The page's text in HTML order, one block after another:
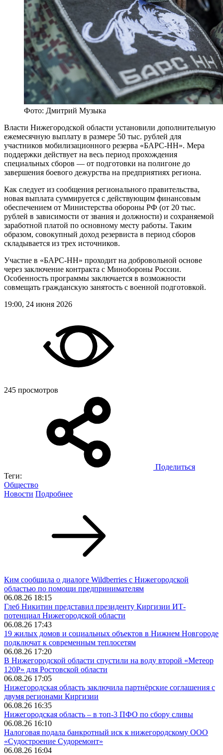
Фото: Дмитрий Музыка
Власти Нижегородской области установили дополнительную
ежемесячную выплату в размере 50 тыс. рублей для
участников мобилизационного резерва «БАРС-НН». Мера
поддержки действует на весь период прохождения
специальных сборов — от подготовки на полигоне до
завершения боевого дежурства на предприятиях региона.
Как следует из сообщения регионального правительства,
новая выплата суммируется с действующим финансовым
обеспечением от Министерства обороны РФ (от 20 тыс.
рублей в зависимости от звания и должности) и сохраняемой
заработной платой по основному месту работы. Таким
образом, совокупный доход резервиста в период сборов
складывается из трех источников.
Участие в «БАРС-НН» проходит на добровольной основе
через заключение контракта с Минобороны России.
Особенность программы заключается в возможности
совмещать гражданскую занятость с военной подготовкой.
19:00, 24 июня 2026
245 просмотров
Поделиться
Теги:
Общество
Новости Подробнее
Ким сообщила о диалоге Wildberries с Нижегородской
областью по помощи предпринимателям
06.08.26 18:15
Глеб Никитин представил президенту Киргизии ИТ-
потенциал Нижегородской области
06.08.26 17:43
19 жилых домов и социальных объектов в Нижнем Новгороде
подключат к современным теплосетям
06.08.26 17:20
В Нижегородской области спустили на воду второй «Метеор
120Р» для Ростовской области
06.08.26 17:05
Нижегородская область заключила партнёрские соглашения с
двумя регионами Киргизии
06.08.26 16:35
Нижегородская область – в топ-3 ПФО по сбору сливы
06.08.26 16:10
Налоговая подала банкротный иск к нижегородскому ООО
«Судостроение Судоремонт»
06.08.26 16:04